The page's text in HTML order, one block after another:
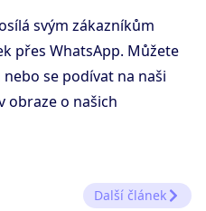
svým zákazníkům
přes WhatsApp. Můžete
nebo se podívat na naši
obraze o našich
Další článek